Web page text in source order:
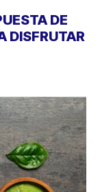
DE
DISFRUTAR